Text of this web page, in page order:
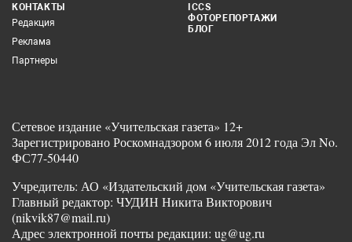
КОНТАКТЫ
Редакция
Реклама
Партнеры
ICCS
ФОТОРЕПОРТАЖИ
БЛОГ
Сетевое издание «Учительская газета» 12+
Зарегистрировано Роскомнадзором 6 июля 2012 года Эл No.
ФС77-50440
Учредитель: АО «Издательский дом «Учительская газета»
Главный редактор: ЧУДИН Никита Викторович
(nikvik87@mail.ru)
Адрес электронной почты редакции: ug@ug.ru